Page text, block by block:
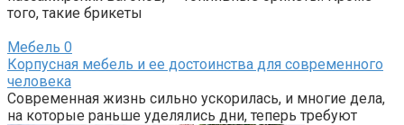
того, такие брикеты
Мебель 0
Корпусная мебель и ее достоинства для современного
человека
Современная жизнь сильно ускорилась, и многие дела,
на которые раньше уделялись дни, теперь требуют